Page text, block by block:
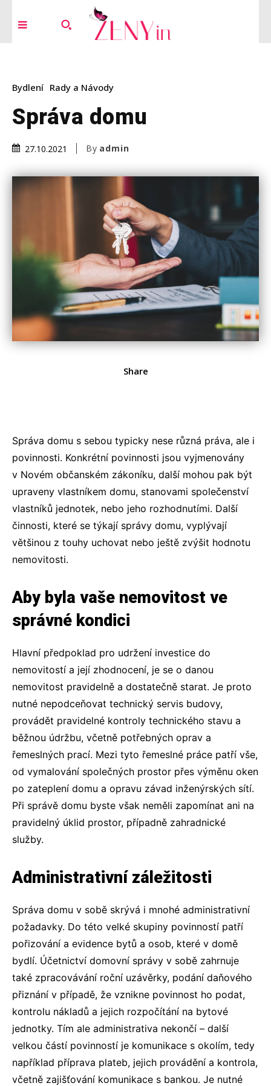
Bydlení Rady a Návody
Správa domu
27.10.2021 By admin
Share
Správa domu s sebou typicky nese různá práva, ale i
povinnosti. Konkrétní povinnosti jsou vyjmenovány
v Novém občanském zákoníku, další mohou pak být
upraveny vlastníkem domu, stanovami společenství
vlastníků jednotek, nebo jeho rozhodnutími. Další
činnosti, které se týkají správy domu, vyplývají
většinou z touhy uchovat nebo ještě zvýšit hodnotu
nemovitosti.
Aby byla vaše nemovitost ve
správné kondici
Hlavní předpoklad pro udržení investice do
nemovitostí a její zhodnocení, je se o danou
nemovitost pravidelně a dostatečně starat. Je proto
nutné nepodceňovat technický servis budovy,
provádět pravidelné kontroly technického stavu a
běžnou údržbu, včetně potřebných oprav a
řemeslných prací. Mezi tyto řemeslné práce patří vše,
od vymalování společných prostor přes výměnu oken
po zateplení domu a opravu závad inženýrských sítí.
Při správě domu byste však neměli zapomínat ani na
pravidelný úklid prostor, případně zahradnické
služby.
Administrativní záležitosti
Správa domu v sobě skrývá i mnohé administrativní
požadavky. Do této velké skupiny povinností patří
pořizování a evidence bytů a osob, které v domě
bydlí. Účetnictví domovní správy v sobě zahrnuje
také zpracovávání roční uzávěrky, podání daňového
přiznání v případě, že vznikne povinnost ho podat,
kontrolu nákladů a jejich rozpočítání na bytové
jednotky. Tím ale administrativa nekončí – další
velkou částí povinností je komunikace s okolím, tedy
například příprava plateb, jejich provádění a kontrola,
včetně zajišťování komunikace s bankou. Je nutné